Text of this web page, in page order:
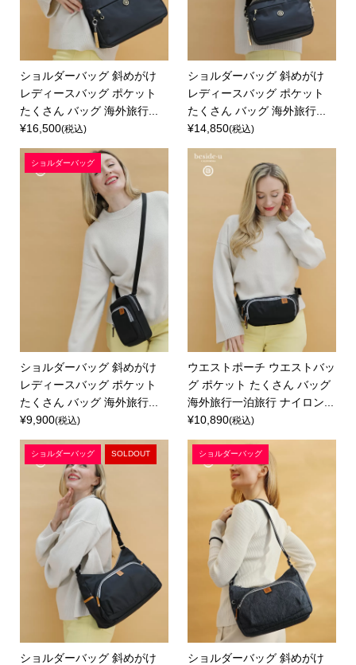
ショルダーバッグ 斜めがけ
レディースバッグ ポケット
たくさん バッグ 海外旅行...
¥16,500(税込)
ショルダーバッグ 斜めがけ
レディースバッグ ポケット
たくさん バッグ 海外旅行...
¥14,850(税込)
ショルダーバッグ
ショルダーバッグ 斜めがけ
レディースバッグ ポケット
たくさん バッグ 海外旅行...
¥9,900(税込)
ウエストポーチ ウエストバッ
グ ポケット たくさん バッグ
海外旅行一泊旅行 ナイロン...
¥10,890(税込)
ショルダーバッグ SOLDOUT
ショルダーバッグ 斜めがけ
ショルダーバッグ
ショルダーバッグ 斜めがけ